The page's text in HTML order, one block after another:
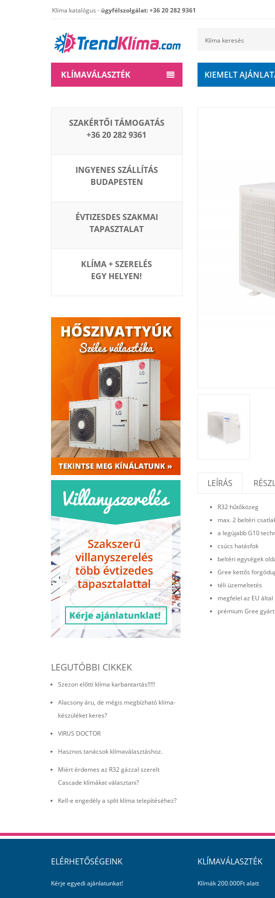
Klíma katalógus - ügyfélszolgálat: +36 20 282 9361
KLÍMAVÁLASZTÉK KIEMELT
SZAKÉRTŐI TÁMOGATÁS
+36 20 282 9361
INGYENES SZÁLLÍTÁS
BUDAPESTEN
ÉVTIZESDES SZAKMAI
TAPASZTALAT
KLÍMA + SZERELÉS
EGY HELYEN!
LEGUTÓBBI CIKKEK
Szezon előtti klíma karbantartás!!!!!
Alacsony áru, de mégis megbízható klíma-
készüléket keres?
VIRUS DOCTOR
Hasznos tanácsok klímaválasztáshoz.
Miért érdemes az R32 gázzal szerelt
Cascade klímákat választani?
Kell-e engedély a split klíma telepítéséhez?
LEÍRÁS
R32 hűtőközeg
max. 2 beltéri
a legújabb G10
csúcs hatásfok
beltéri egységek
Gree kettős
téli üzemeltetés
megfelel az EU
prémium Gree
ELÉRHETŐSÉGEINK
Kérje egyedi ajánlatunkat!
KLÍMAVÁLASZTÉK
Klímák 200.000Ft alatt